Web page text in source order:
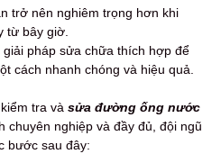
trở nên nghiêm trọng hơn khi
từ bây giờ.
pháp sửa chữa thích hợp để
cách nhanh chóng và hiệu quả.
tra và sửa đường ống nước
nghiệp và đầy đủ, đội ngũ
bước sau đây: